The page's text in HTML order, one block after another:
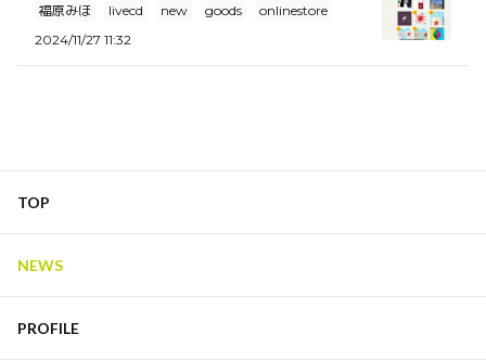
福原みほ livecd new goods
onlinestore
2024/11/27 11:32
TOP
NEWS
PROFILE